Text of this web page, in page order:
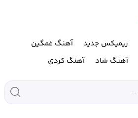
ریمیکس جدید
آهنگ غمگین
آهنگ شاد آهنگ کردی